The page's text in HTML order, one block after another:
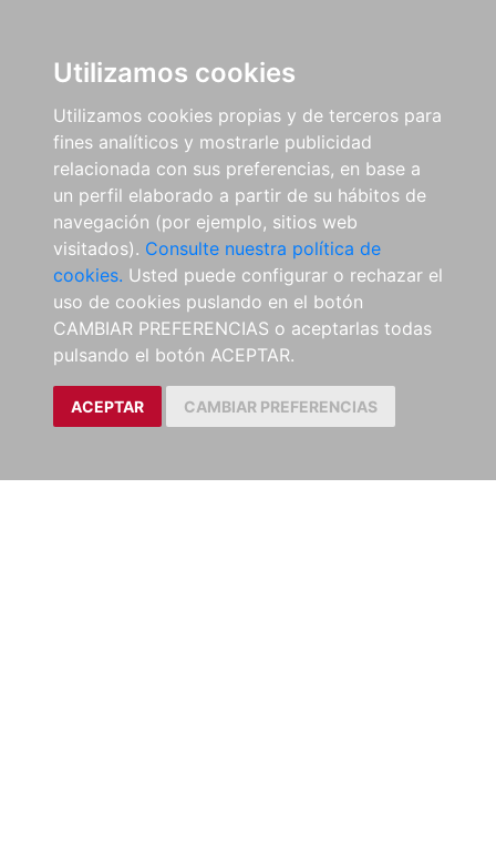
Utilizamos cookies
Utilizamos cookies propias y de terceros para
fines analíticos y mostrarle publicidad
relacionada con sus preferencias, en base a
un perfil elaborado a partir de su hábitos de
navegación (por ejemplo, sitios web
visitados). Consulte nuestra política de
cookies. Usted puede configurar o rechazar el
uso de cookies puslando en el botón
CAMBIAR PREFERENCIAS o aceptarlas todas
pulsando el botón ACEPTAR.
ACEPTAR CAMBIAR PREFERENCIAS